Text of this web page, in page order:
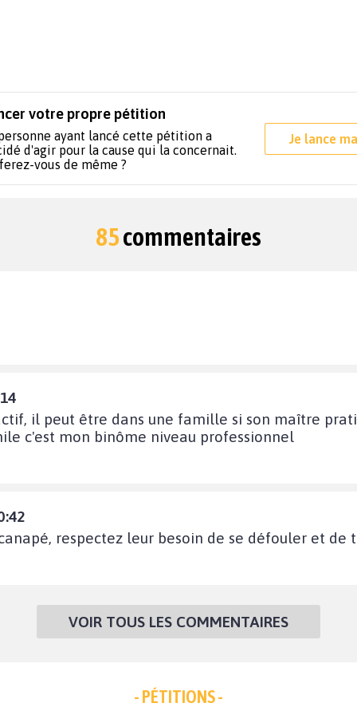
votre propre pétition
ayant lancé cette pétition a
d'agir pour la cause qui la concernait.
vous de même ?
Je lance
85commentaires
il peut être dans une famille si son maître
c'est mon binôme niveau professionnel
respectez leur besoin de se défouler et de
VOIR TOUS LES COMMENTAIRES
- PÉTITIONS -